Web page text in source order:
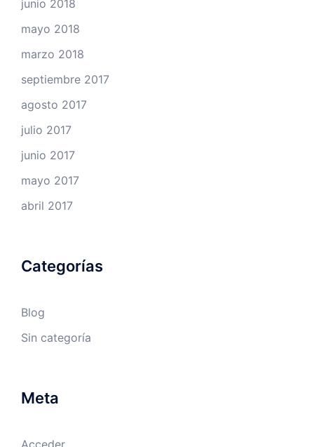
junio 2018
mayo 2018
marzo 2018
septiembre 2017
agosto 2017
julio 2017
junio 2017
mayo 2017
abril 2017
Categorías
Blog
Sin categoría
Meta
Acceder